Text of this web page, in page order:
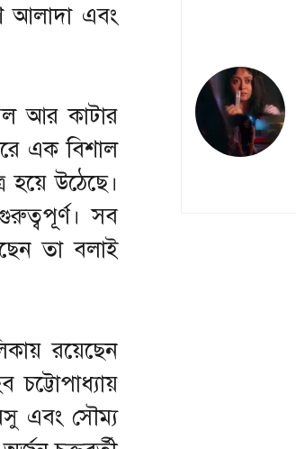
আলাদা এবং
আর কাটার
এক বিশাল
হয়ে উঠেছে।
সব
তা বলাই
রয়েছেন
চট্টোপাধ্যায়
এবং সৌম্য